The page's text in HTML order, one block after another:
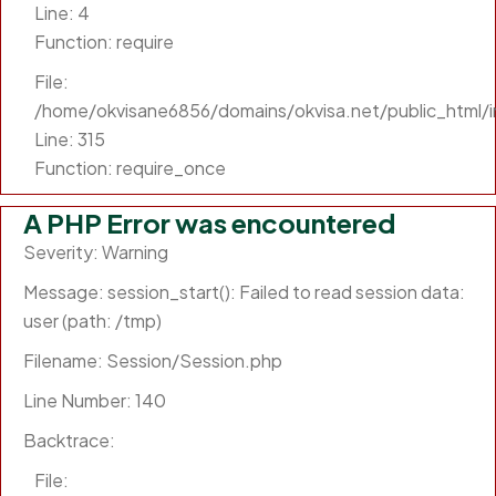
Line: 4
Function: require
File:
/home/okvisane6856/domains/okvisa.net/public_html/
Line: 315
Function: require_once
A PHP Error was encountered
Severity: Warning
Message: session_start(): Failed to read session data:
user (path: /tmp)
Filename: Session/Session.php
Line Number: 140
Backtrace:
File: